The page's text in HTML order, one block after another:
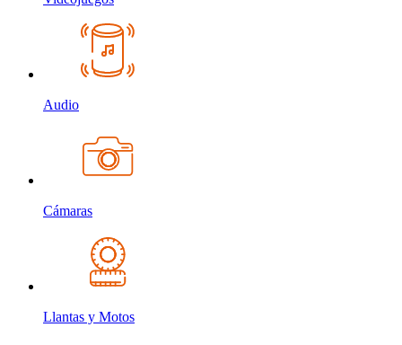
Audio
Cámaras
Llantas y Motos